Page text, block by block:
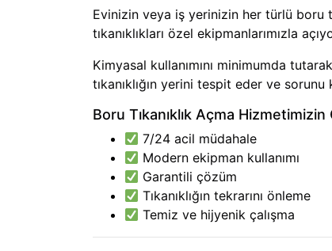
Evinizin veya iş yerinizin her türlü boru
tıkanıklıkları özel ekipmanlarımızla
Kimyasal kullanımını minimumda
tıkanıklığın yerini tespit eder ve sorunu
Boru Tıkanıklık Açma
7/24 acil müdahale
Modern ekipman kullanımı
Garantili çözüm
Tıkanıklığın tekrarını önleme
Temiz ve hijyenik çalışma